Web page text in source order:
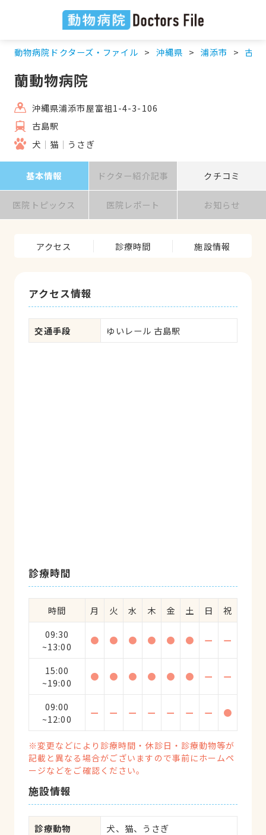
動物病院ドクターズ・ファイル 沖縄県 浦添市 古島
蘭動物病院
沖縄県浦添市屋富祖1-4-3-106
古島駅
犬
猫 うさぎ
基本情報 ドクター紹介記事 クチコミ
医院トピックス 医院レポート お知らせ
アクセス 診療時間 施設情報
アクセス情報
交通手段 ゆいレール 古島駅
診療時間
時間 月 火 水 木 金 土 日
祝
09:30
~13:00
● ● ● ● ● ● ー ー
15:00
~19:00
● ● ● ● ● ● ー ー
09:00
~12:00
ー ー ー ー ー ー ー ●
※変更などにより診療時間・休診日・診療動物等が
記載と異なる場合がございますので事前にホームペ
ージなどをご確認ください。
施設情報
診療動物
犬、猫、うさぎ